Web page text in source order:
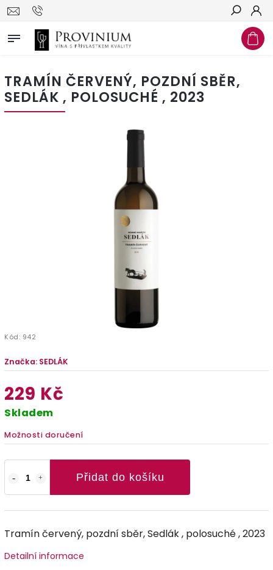
Hledat
TRAMÍN ČERVENÝ, POZDNÍ SBĚR,
SEDLÁK , POLOSUCHÉ , 2023
Kód: 942
Značka: SEDLÁK
229 Kč
Skladem
Možnosti doručení
Přidat do košíku
Tramín červený, pozdní sběr, Sedlák , polosuché , 2023
Detailní informace